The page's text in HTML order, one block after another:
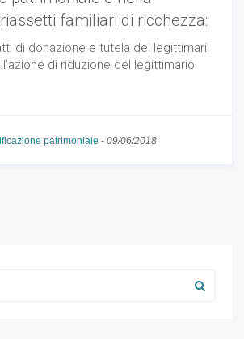
familiari di ricchezza:
di donazione e tutela dei legittimari
di riduzione del legittimario
patrimoniale - 09/06/2018